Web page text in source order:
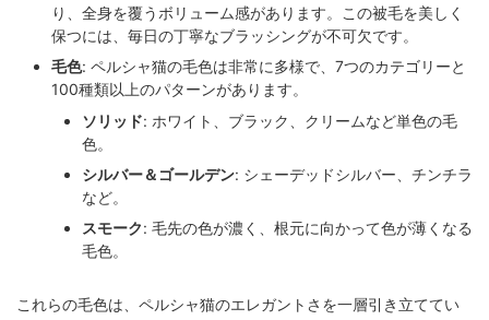
り、全身を覆うボリューム感があります。この被毛を美しく
保つには、毎日の丁寧なブラッシングが不可欠です。
毛色: ペルシャ猫の毛色は非常に多様で、7つのカテゴリーと
100種類以上のパターンがあります。
ソリッド: ホワイト、ブラック、クリームなど単色の毛
色。
シルバー＆ゴールデン: シェーデッドシルバー、チンチラ
など。
スモーク: 毛先の色が濃く、根元に向かって色が薄くなる
毛色。
これらの毛色は、ペルシャ猫のエレガントさを一層引き立ててい